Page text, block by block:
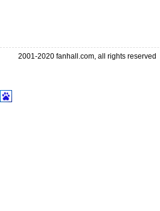
2001-2020 fanhall.com, all rights reserved